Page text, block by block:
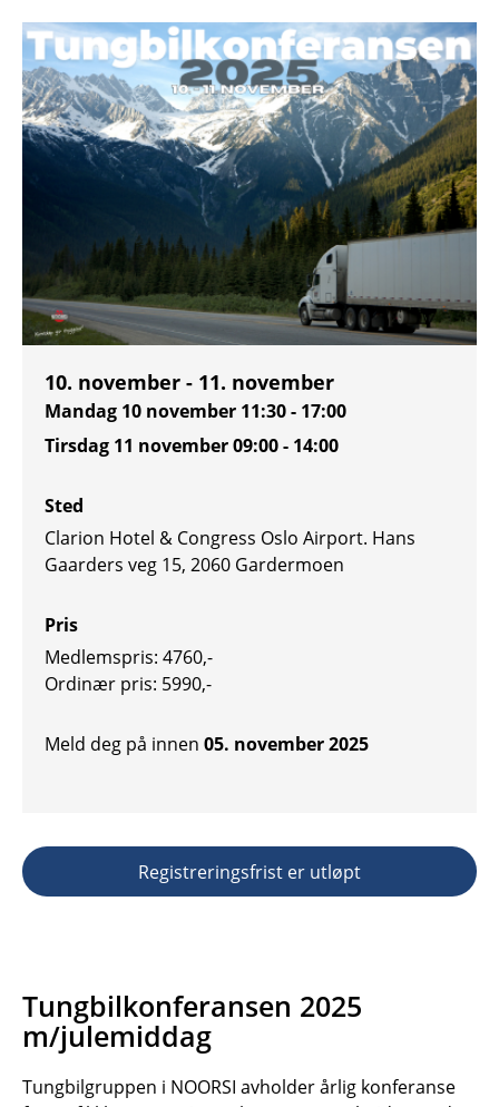
Tungbilkonferansen 2025
m/julemiddag
Tungbilgruppen i NOORSI avholder årlig konferanse
10. november - 11. november
Mandag 10 november 11:30 - 17:00
Tirsdag 11 november09:00 - 14:00
Sted
Clarion Hotel & Congress Oslo Airport. Hans
Gaarders veg 15, 2060 Gardermoen
Pris
Medlemspris: 4760,-
Ordinær pris: 5990,-
Meld deg på innen 05. november 2025
Registreringsfrist er utløpt